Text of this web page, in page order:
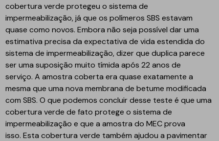
cobertura verde protegeu o sistema de
impermeabilização, já que os polímeros SBS estavam
quase como novos. Embora não seja possível dar uma
estimativa precisa da expectativa de vida estendida do
sistema de impermeabilização, dizer que duplica parece
ser uma suposição muito tímida após 22 anos de
serviço. A amostra coberta era quase exatamente a
mesma que uma nova membrana de betume modificada
com SBS. O que podemos concluir desse teste é que uma
cobertura verde de fato protege o sistema de
impermeabilização e que a amostra do MEC prova
isso. Esta cobertura verde também ajudou a pavimentar